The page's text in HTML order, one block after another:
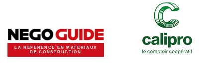
LA RÉFÉRENCE EN MATÉRIAUX
DE CONSTRUCTION